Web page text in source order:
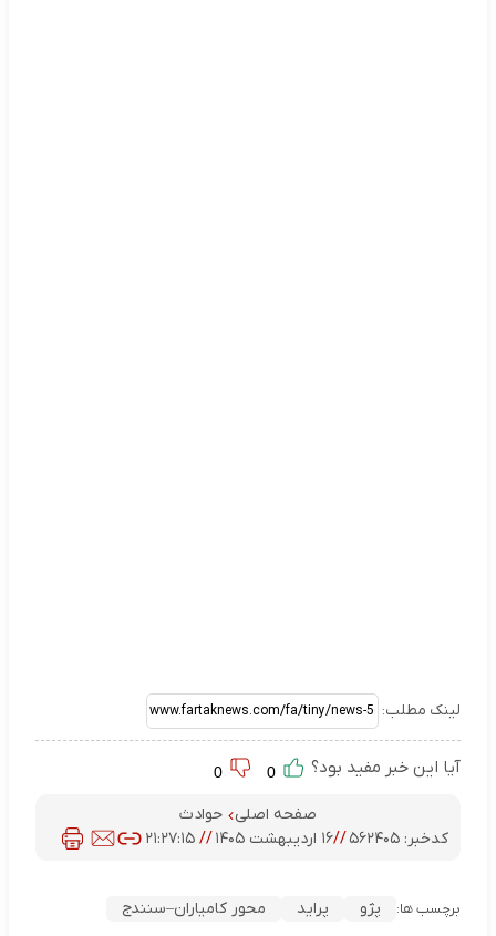
لینک مطلب:
آیا این خبر مفید بود؟
صفحه اصلی
حوادث
کدخبر:۵۶۲۴۰۵ //۱۶ اردیبهشت ۱۴۰۵ //۲۱:۲۷:۱۵
برچسب ها: پژو پراید محور کامیاران–سنندج